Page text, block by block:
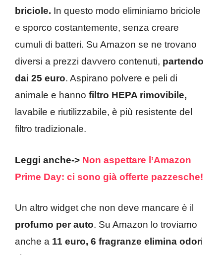
briciole. In questo modo eliminiamo briciole
e sporco costantemente, senza creare
cumuli di batteri. Su Amazon se ne trovano
diversi a prezzi davvero contenuti, partendo
dai 25 euro. Aspirano polvere e peli di
animale e hanno filtro HEPA rimovibile,
lavabile e riutilizzabile, è più resistente del
filtro tradizionale.
Leggi anche-> Non aspettare l’Amazon
Prime Day: ci sono già offerte pazzesche!
Un altro widget che non deve mancare è il
profumo per auto. Su Amazon lo troviamo
anche a 11 euro, 6 fragranze elimina odori